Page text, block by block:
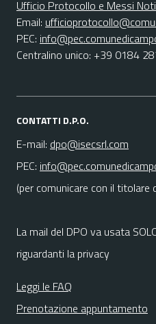
Ufficio Protocollo e Messi
Email:
PEC:
Centralino unico: +39 0184
CONTATTI D.P.O.
E-mail: dpo@isecsrl.com
PEC:
(per comunicare con il
La mail del DPO va usata
riguardanti la privacy
Leggi le FAQ
Prenotazione appuntamento